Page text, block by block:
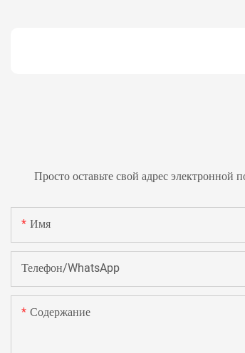
Просто оставьте свой адрес
Имя
Телефон/WhatsApp
Содержание